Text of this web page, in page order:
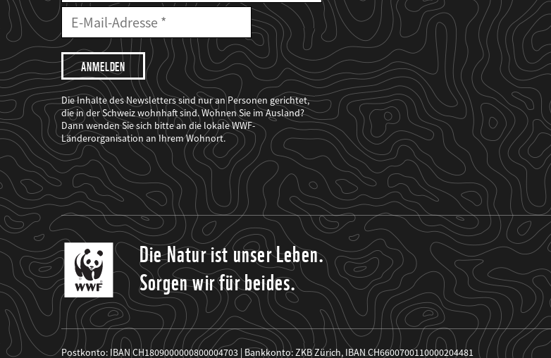
E-
Mailadresse
Mail
Adresse
Ich
möchte,
dass
der
WWF
mich
über
seine
Projekte
informiert.
Die Inhalte des Newsletters sind nur an Personen gerichtet,
die in der Schweiz wohnhaft sind. Wohnen Sie im Ausland?
Dann wenden Sie sich bitte an die lokale WWF-
Länderorganisation an Ihrem Wohnort.
Die Natur ist unser Leben.
Sorgen wir für beides.
Postkonto: IBAN CH1809000000800004703 | Bankkonto: ZKB Zürich, IBAN CH6600700110000204481